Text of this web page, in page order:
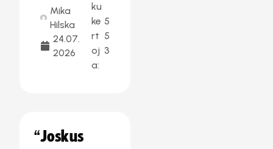
Mika
Hilska
24.07.
2026
ku
ke
rt
oj
a:
5
5
3
“Joskus